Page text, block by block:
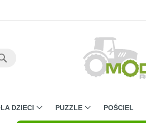
DZIECI PUZZLE POŚCIEL